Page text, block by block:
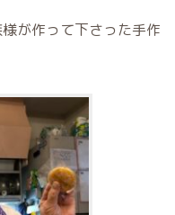
が作って下さった手作